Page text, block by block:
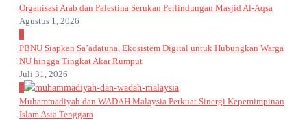
Organisasi Arab dan Palestina Serukan Perlindungan Masjid Al-Aqsa
Agustus 1, 2026
4
PBNU Siapkan Sa’adatuna, Ekosistem Digital untuk Hubungkan Warga
NU hingga Tingkat Akar Rumput
Juli 31, 2026
5
Muhammadiyah dan WADAH Malaysia Perkuat Sinergi Kepemimpinan
Islam Asia Tenggara